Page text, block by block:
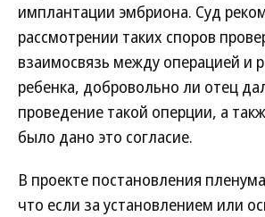
имплантации эмбриона. Суд
рассмотрении таких споров
взаимосвязь между операцией и
ребенка, добровольно ли отец
проведение такой оперции, а
было дано это согласие.
В проекте постановления
что если за установлением или